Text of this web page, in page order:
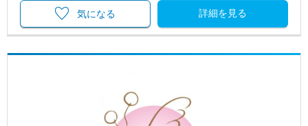
詳細を見る
気になる